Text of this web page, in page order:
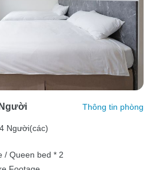
Thông tin phòng
Người(các)
/ Queen bed * 2